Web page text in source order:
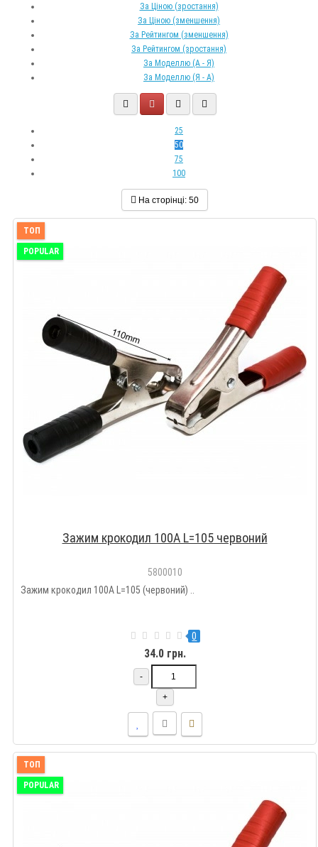
За Ціною (зростання)
За Ціною (зменшення)
За Рейтингом (зменшення)
За Рейтингом (зростання)
За Моделлю (A - Я)
За Моделлю (Я - A)
25
50
75
100
На сторінці: 50
ТОП
POPULAR
Зажим крокодил 100A L=105 червоний
5800010
Зажим крокодил 100A L=105 (червоний) ..
0
34.0 грн.
-
+
ТОП
POPULAR